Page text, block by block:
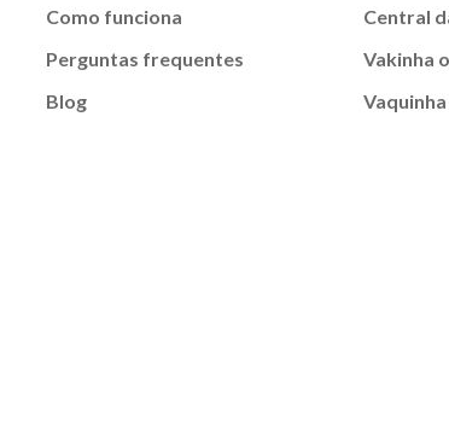
Como funciona
Perguntas frequentes
Blog
Central
Vakinha